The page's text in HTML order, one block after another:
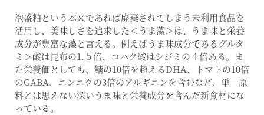
泡盛粕という本来であれば廃棄されてしまう未利用食品を
活用し、美味しさを追求した＜うま藻＞は、うま味と栄養
成分が豊富な藻と言える。例えばうま味成分であるグルタ
ミン酸は昆布の1.５倍、コハク酸はシジミの４倍ある。ま
た栄養価としても、鯖の10倍を超えるDHA、トマトの10倍
のGABA、ニンニクの3倍のアルギニンを含むなど、単一原
料とは思えない深いうま味と栄養成分を含んだ新食材にな
っている。